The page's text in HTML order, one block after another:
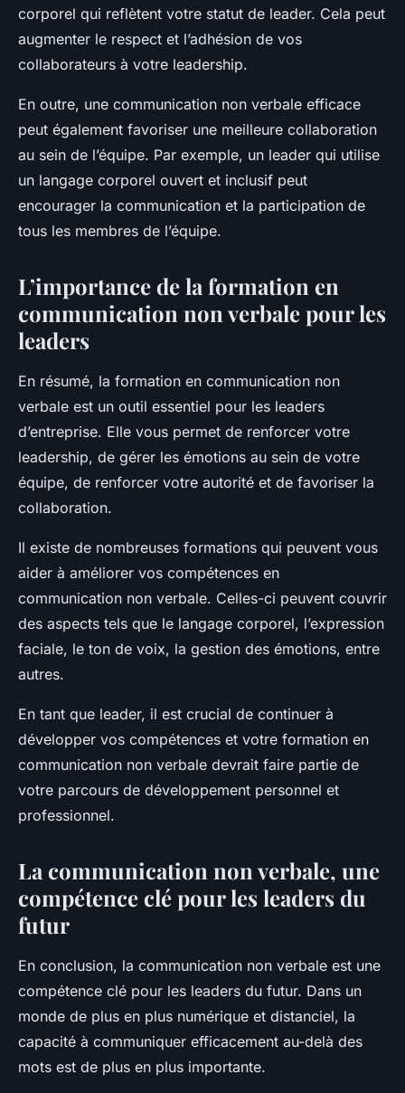
corporel qui reflètent votre statut de leader. Cela peut
augmenter le respect et l’adhésion de vos
collaborateurs à votre leadership.
En outre, une communication non verbale efficace
peut également favoriser une meilleure collaboration
au sein de l’équipe. Par exemple, un leader qui utilise
un langage corporel ouvert et inclusif peut
encourager la communication et la participation de
tous les membres de l’équipe.
L’importance de la formation en
communication non verbale pour les
leaders
En résumé, la formation en communication non
verbale est un outil essentiel pour les leaders
d’entreprise. Elle vous permet de renforcer votre
leadership, de gérer les émotions au sein de votre
équipe, de renforcer votre autorité et de favoriser la
collaboration.
Il existe de nombreuses formations qui peuvent vous
aider à améliorer vos compétences en
communication non verbale. Celles-ci peuvent couvrir
des aspects tels que le langage corporel, l’expression
faciale, le ton de voix, la gestion des émotions, entre
autres.
En tant que leader, il est crucial de continuer à
développer vos compétences et votre formation en
communication non verbale devrait faire partie de
votre parcours de développement personnel et
professionnel.
La communication non verbale, une
compétence clé pour les leaders du
futur
En conclusion, la communication non verbale est une
compétence clé pour les leaders du futur. Dans un
monde de plus en plus numérique et distanciel, la
capacité à communiquer efficacement au-delà des
mots est de plus en plus importante.